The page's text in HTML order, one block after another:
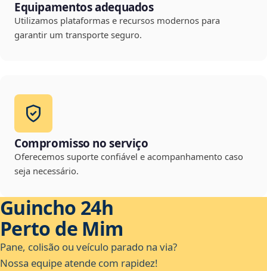
Equipamentos adequados
Utilizamos plataformas e recursos modernos para
garantir um transporte seguro.
Compromisso no serviço
Oferecemos suporte confiável e acompanhamento caso
seja necessário.
Guincho 24h
Perto de Mim
Pane, colisão ou veículo parado na via?
Nossa equipe atende com rapidez!